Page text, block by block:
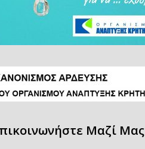
Μαζί Μας